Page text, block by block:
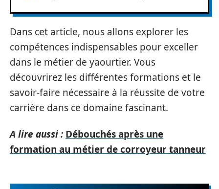
Dans cet article, nous allons explorer les
compétences indispensables pour exceller
dans le métier de yaourtier. Vous
découvrirez les différentes formations et le
savoir-faire nécessaire à la réussite de votre
carrière dans ce domaine fascinant.
A lire aussi : Débouchés après une
formation au métier de corroyeur tanneur